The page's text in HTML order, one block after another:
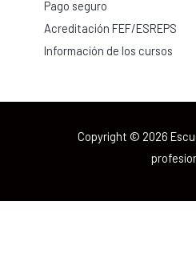
Pago seguro
Acreditación FEF/ESREPS
Información de los cursos
Copyright © 2026